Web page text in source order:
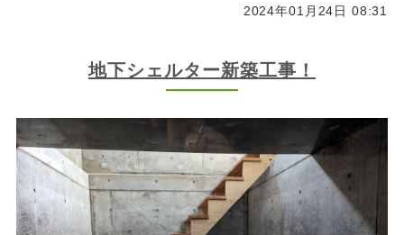
2024年01月24日 08:31
地下シェルター新築工事！